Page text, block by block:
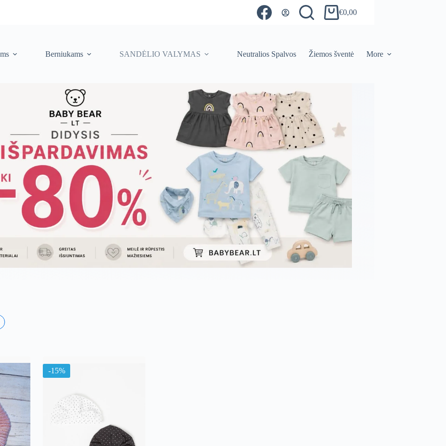
Shopping
€0,00
Berniukams SANDĖLIO VALYMAS Neutralios Spalvos Žiemos šventė More
-15%